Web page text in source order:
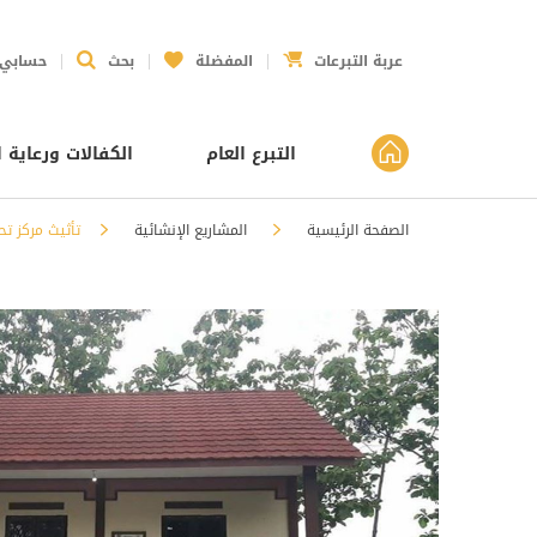
حسابي بحث المفضلة عربة التبرعات
التبرع العام الكفالات ورعاية
الصفحة الرئيسية ⁠المشاريع الإنشائية تأثيث مركز